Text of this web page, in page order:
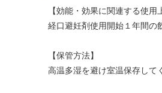
【効能・効果に関連する使用
経口避妊剤使用開始１年間の
【保管方法】
高温多湿を避け室温保存して